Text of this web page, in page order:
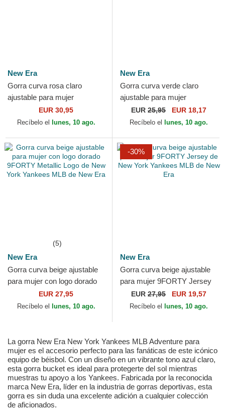
New Era
Gorra curva rosa claro
ajustable para mujer
9FORTY Linen de New York
Yankees MLB de New Era
EUR 30,95
Recíbelo el lunes, 10 ago.
New Era
Gorra curva verde claro
ajustable para mujer
9TWENTY Bear de AC Milan
Serie A de New Era
EUR 25,95 EUR 18,17
Recíbelo el lunes, 10 ago.
(5)
New Era
Gorra curva beige ajustable
para mujer con logo dorado
9FORTY Metallic Logo de
New York Yankees...
EUR 27,95
Recíbelo el lunes, 10 ago.
-30%
New Era
Gorra curva beige ajustable
para mujer 9FORTY Jersey
de New York Yankees MLB
de New Era
EUR 27,95 EUR 19,57
Recíbelo el lunes, 10 ago.
La gorra New Era New York Yankees MLB Adventure para
mujer es el accesorio perfecto para las fanáticas de este icónico
equipo de béisbol. Con un diseño en un vibrante tono azul claro,
esta gorra bucket es ideal para protegerte del sol mientras
muestras tu apoyo a los Yankees. Fabricada por la reconocida
marca New Era, líder en la industria de gorras deportivas, esta
gorra es sin duda una excelente adición a cualquier colección
de aficionados.